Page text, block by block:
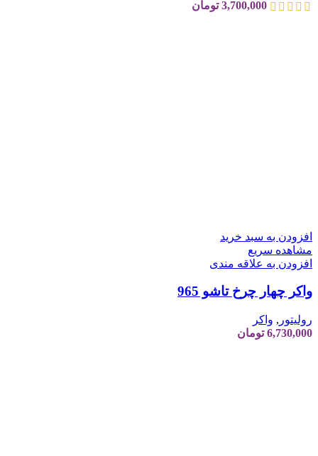
3,700,000 تومان
افزودن به سبد خرید
مشاهده سریع
افزودن به علاقه مندی
واکر چهار چرخ تاشو 965
رولیتور , واکر
6,730,000 تومان